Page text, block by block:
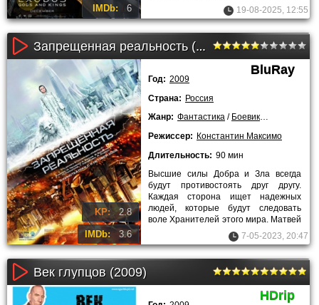
IMDb: 6 19-08-2025, 12:55
Запрещенная реальность (2009)
KP: 2.8
IMDb: 3.6
BluRay
Год: 2009
Страна: Россия
Жанр: Фантастика / Боевики /
Режиссер: Константин Максимо
Длительность: 90 мин
Высшие силы Добра и Зла всегда
будут противостоять друг другу.
Каждая сторона ищет надежных
людей, которые будут следовать
воле Хранителей этого мира. Матвей
– главный герой данного фильма
7-05-2023, 20:47
Век глупцов (2009)
HDrip